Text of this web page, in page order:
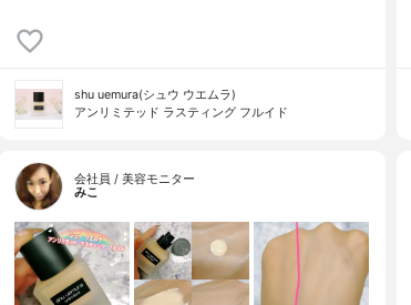
shu uemura(シュウ ウエムラ)
アンリミテッド ラスティング フルイド
会社員 / 美容モニター
みこ